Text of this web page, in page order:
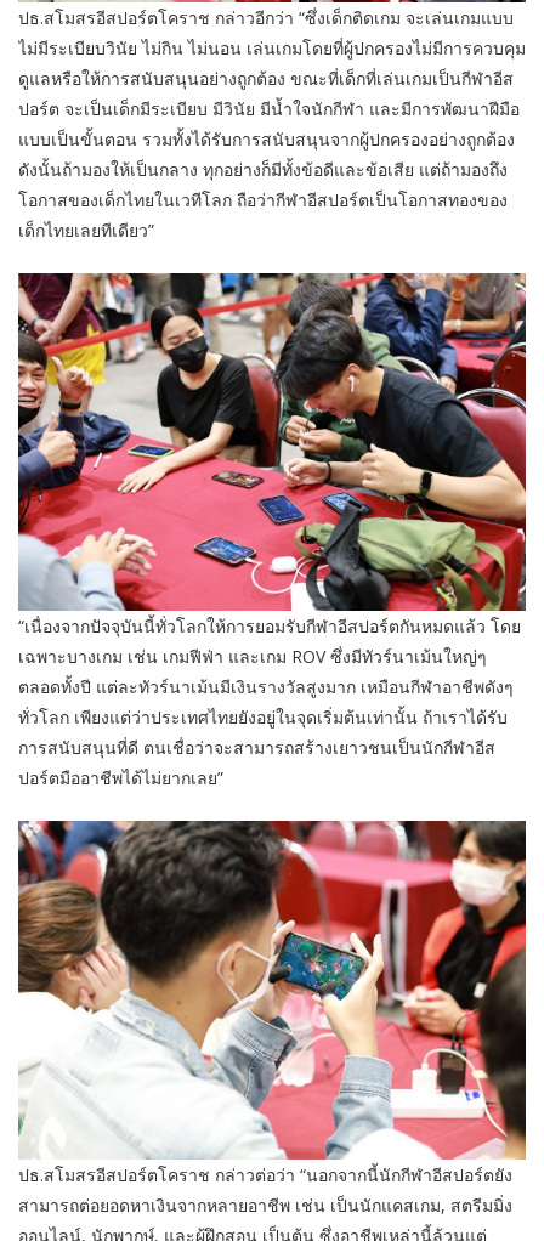
ปธ.สโมสรอีสปอร์ตโคราช กล่าวอีกว่า “ซึ่งเด็กติดเกม จะเล่นเกมแบบ
ไม่มีระเบียบวินัย ไม่กิน ไม่นอน เล่นเกมโดยที่ผู้ปกครองไม่มีการควบคุม
ดูแลหรือให้การสนับสนุนอย่างถูกต้อง ขณะที่เด็กที่เล่นเกมเป็นกีฬาอีส
ปอร์ต จะเป็นเด็กมีระเบียบ มีวินัย มีน้ำใจนักกีฬา และมีการพัฒนาฝีมือ
แบบเป็นขั้นตอน รวมทั้งได้รับการสนับสนุนจากผู้ปกครองอย่างถูกต้อง
ดังนั้นถ้ามองให้เป็นกลาง ทุกอย่างก็มีทั้งข้อดีและข้อเสีย แต่ถ้ามองถึง
โอกาสของเด็กไทยในเวทีโลก ถือว่ากีฬาอีสปอร์ตเป็นโอกาสทองของ
เด็กไทยเลยทีเดียว”
“เนื่องจากปัจจุบันนี้ทั่วโลกให้การยอมรับกีฬาอีสปอร์ตกันหมดแล้ว โดย
เฉพาะบางเกม เช่น เกมฟีฟ่า และเกม ROV ซึ่งมีทัวร์นาเม้นใหญ่ๆ
ตลอดทั้งปี แต่ละทัวร์นาเม้นมีเงินรางวัลสูงมาก เหมือนกีฬาอาชีพดังๆ
ทั่วโลก เพียงแต่ว่าประเทศไทยยังอยู่ในจุดเริ่มต้นเท่านั้น ถ้าเราได้รับ
การสนับสนุนที่ดี ตนเชื่อว่าจะสามารถสร้างเยาวชนเป็นนักกีฬาอีส
ปอร์ตมืออาชีพได้ไม่ยากเลย”
ปธ.สโมสรอีสปอร์ตโคราช กล่าวต่อว่า “นอกจากนี้นักกีฬาอีสปอร์ตยัง
สามารถต่อยอดหาเงินจากหลายอาชีพ เช่น เป็นนักแคสเกม, สตรีมมิ่ง
ออนไลน์, นักพากษ์, และผู้ฝึกสอน เป็นต้น ซึ่งอาชีพเหล่านี้ล้วนแต่